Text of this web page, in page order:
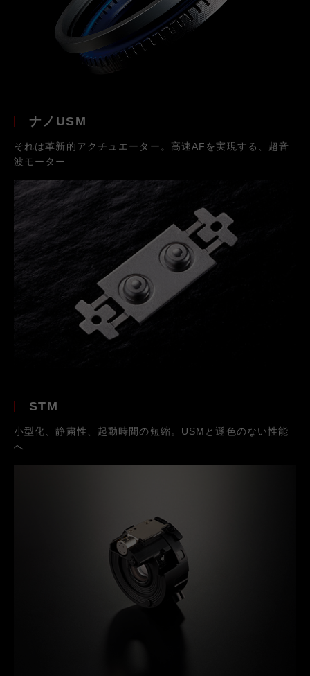
ナノUSM
それは革新的アクチュエーター。高速AFを実現する、超音
波モーター
STM
小型化、静粛性、起動時間の短縮。USMと遜色のない性能
へ